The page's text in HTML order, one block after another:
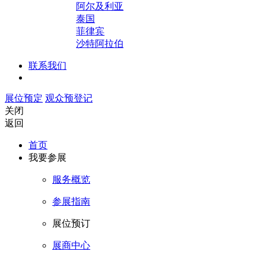
阿尔及利亚
泰国
菲律宾
沙特阿拉伯
联系我们
展位预定 观众预登记
关闭
返回
首页
我要参展
服务概览
参展指南
展位预订
展商中心